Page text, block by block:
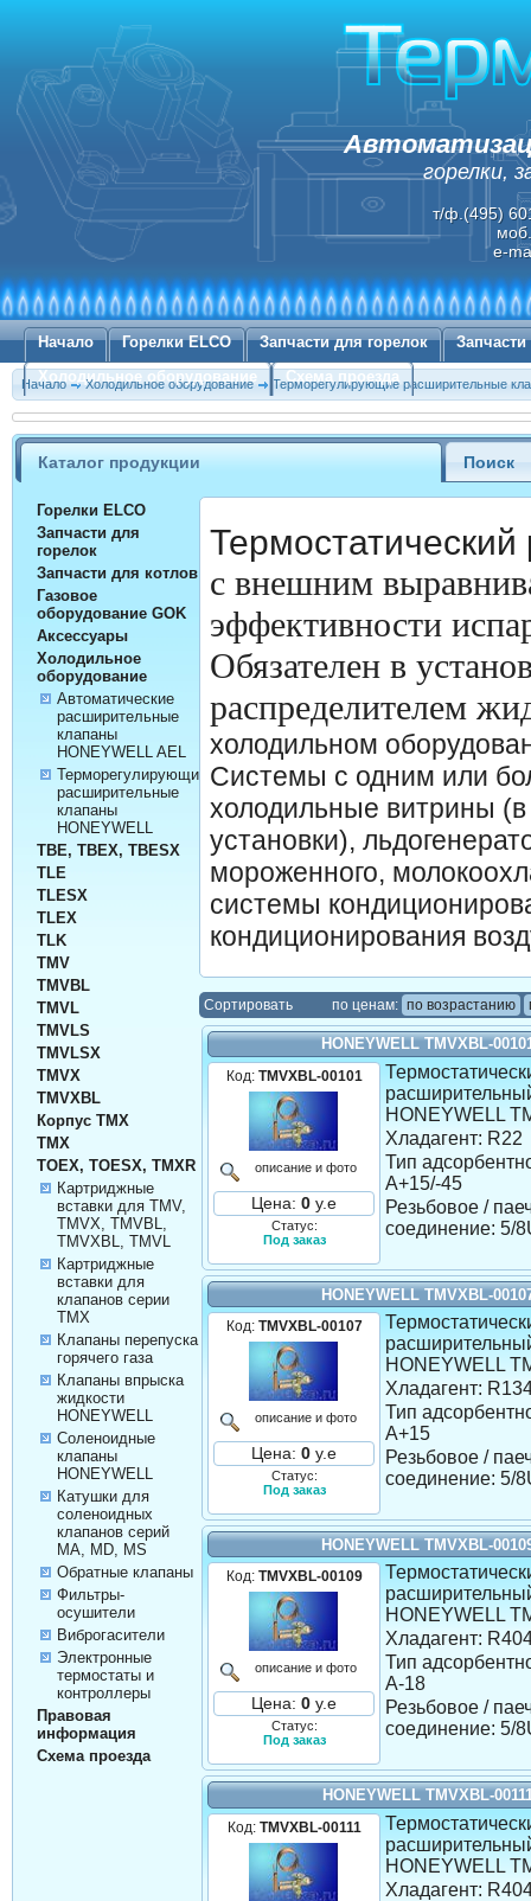
горелки,
т/ф.(495)
e-
Начало Горелки ELCO Запчасти для горелок
Холодильное оборудование
Схема проезда
Начало Холодильное оборудование Терморегулирующие расширительные
Каталог продукции Поиск
Горелки ELCO
Запчасти для
горелок
Запчасти для котлов
Газовое
оборудование GOK
Аксессуары
Холодильное
оборудование
Автоматические
расширительные
клапаны
HONEYWELL AEL
Терморегулирующие
расширительные
клапаны
HONEYWELL
TBE, TBEX, TBESX
TLE
TLESX
TLEX
TLK
TMV
TMVBL
TMVL
TMVLS
TMVLSX
TMVX
TMVXBL
Корпус TMX
TMX
TOEX, TOESX, TMXR
Картриджные
вставки для TMV,
TMVX, TMVBL,
TMVXBL, TMVL
Картриджные
вставки для
клапанов серии
TMX
Клапаны перепуска
горячего газа
Клапаны впрыска
жидкости
HONEYWELL
Соленоидные
клапаны
HONEYWELL
Катушки для
соленоидных
клапанов серий
MA, MD, MS
Обратные клапаны
Фильтры-
осушители
Виброгасители
Электронные
термостаты и
контроллеры
Правовая
информация
Схема проезда
с внешним
эффективности
Обязателен в
распределителем
холодильном
Системы с одним или
холодильные витрины
установки),
мороженного,
системы
кондиционирования
Cортировать по ценам: по возрастанию
HONEYWELL TMVXBL-
Код: TMVXBL-00101
описание и фото
Цена: 0 у.е
Статус:
Под заказ
HONEYWELL
Хладагент: R22
Тип
A+15/-45
Резьбовое /
соединение: 5/
HONEYWELL TMVXBL-
Код: TMVXBL-00107
описание и фото
Цена: 0 у.е
Статус:
Под заказ
HONEYWELL
Хладагент:
Тип
A+15
Резьбовое /
соединение: 5/
HONEYWELL TMVXBL-
Код: TMVXBL-00109
описание и фото
Цена: 0 у.е
Статус:
Под заказ
HONEYWELL
Хладагент:
Тип
A-18
Резьбовое /
соединение: 5/
HONEYWELL TMVXBL-
Код: TMVXBL-00111
HONEYWELL
Хладагент: